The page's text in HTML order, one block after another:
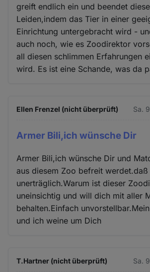
greift endlich ein und beendet
Leiden,indem das Tier in einer
Einrichtung untergebracht wird -
auch noch, wie es Zoodirektor
all diesen schlimmen Erfahrungen
wird. Es ist eine Schande, was da
Ellen Frenzel (nicht überprüft) Sa.
Armer Bili,ich wünsche Dir
Armer Bili,ich wünsche Dir und
aus diesem Zoo befreit werdet.daß
unerträglich.Warum ist dieser
uneinsichtig und will dich mit aller
behalten.Einfach
und ich weine um Dich
T.Hartner (nicht überprüft) Sa.